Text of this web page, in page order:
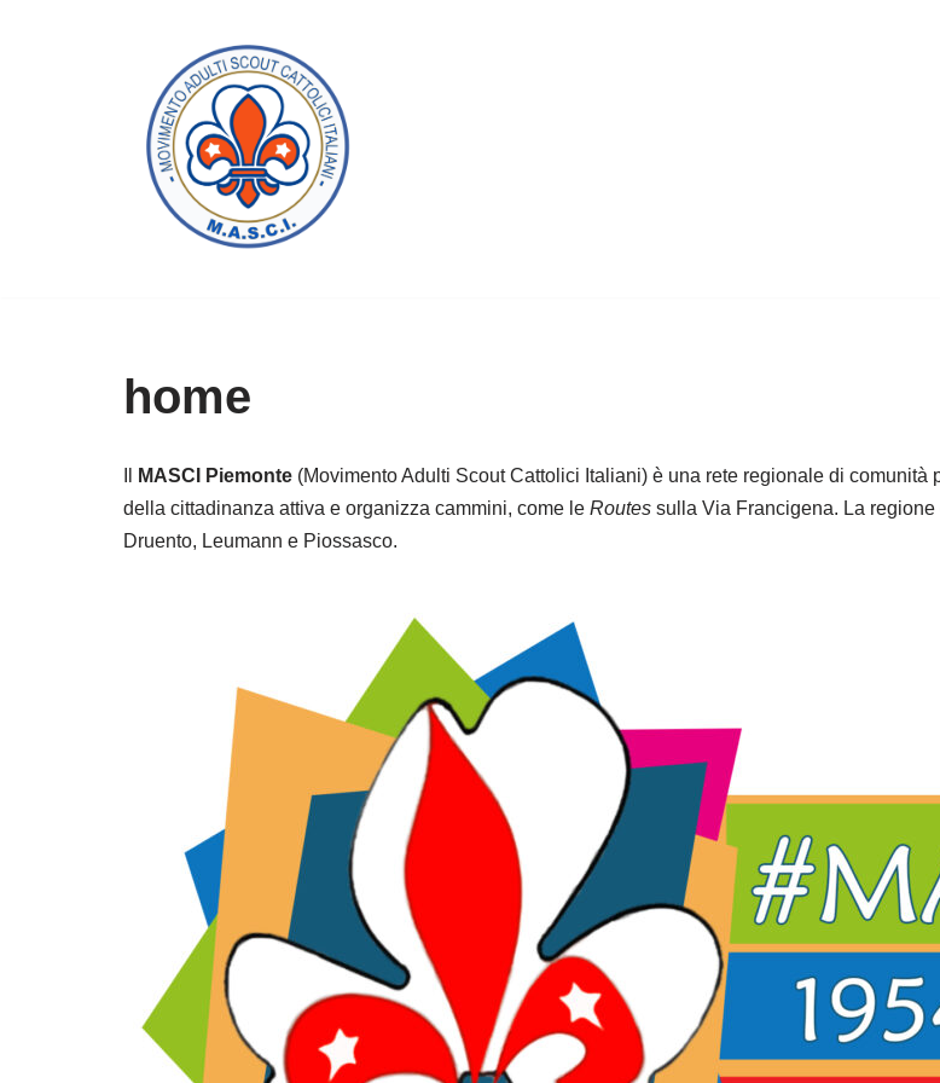
home
MASCI Piemonte (Movimento Adulti Scout Cattolici Italiani) è una rete regionale di
della cittadinanza attiva e organizza cammini, come le Routes sulla Via Francigena. La
Druento, Leumann e Piossasco.